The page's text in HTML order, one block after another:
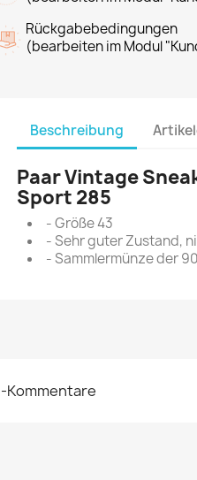
Rückgabebedingungen
(bearbeiten im Modul
Beschreibung
Paar Vintage
Sport 285
- Größe 43
- Sehr guter Zustand,
- Sammlermünze der
Kommentare